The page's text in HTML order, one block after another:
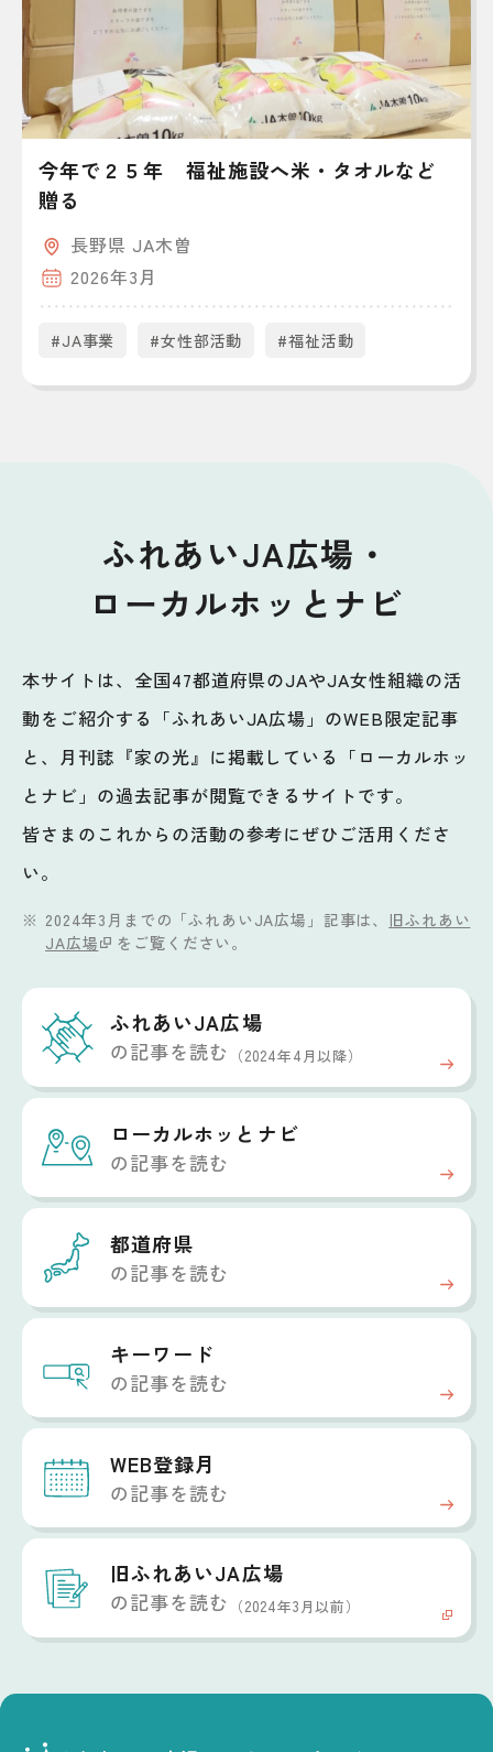
今年で２５年 福祉施設へ米・タオルなど
贈る
長野県 JA木曽
2026年3月
#JA事業 #女性部活動 #福祉活動
ふれあいJA広場・
ローカルホッとナビ
本サイトは、全国47都道府県のJAやJA女性組織の活
動をご紹介する「ふれあいJA広場」のWEB限定記事
と、月刊誌『家の光』に掲載している「ローカルホッ
とナビ」の過去記事が閲覧できるサイトです。
皆さまのこれからの活動の参考にぜひご活用くださ
い。
2024年3月までの「ふれあいJA広場」記事は、 旧ふれあい
JA広場
をご覧ください。
ふれあいJA広場
の記事を読む （2024年4月以降）
ローカルホッと ナビ
の記事を読む
都道府県
の記事を読む
キーワード
の記事を読む
WEB登録月
の記事を読む
旧ふれあいJA広場
の記事を読む （2024年3月以前）